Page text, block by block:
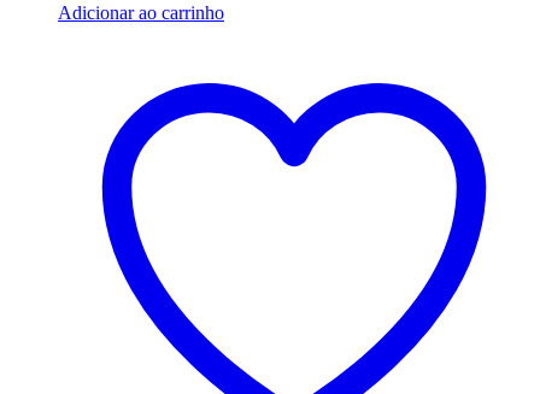
Adicionar ao carrinho